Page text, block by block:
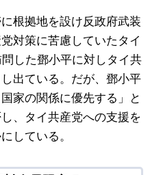
根拠地を設け反政府武装
対策に苦慮していたタイ
した鄧小平に対しタイ共
出ている。だが、鄧小平
家の関係に優先する」と
、タイ共産党への支援を
している。